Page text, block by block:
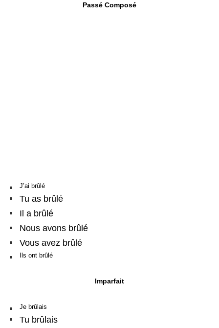
Passé Composé
J’ai brûlé
Tu as brûlé
Il a brûlé
Nous avons brûlé
Vous avez brûlé
Ils ont brûlé
Imparfait
Je brûlais
Tu brûlais